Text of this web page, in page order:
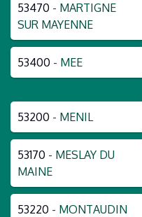
53470 - MARTIGNE
SUR MAYENNE
53400 - MEE
53200 - MENIL
53170 - MESLAY DU
MAINE
53220 - MONTAUDIN